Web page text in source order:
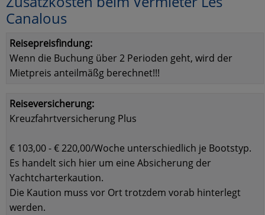
Canalous
Reisepreisfindung:
Wenn die Buchung über 2 Perioden geht, wird der
Mietpreis anteilmäßg berechnet!!!
Reiseversicherung:
Kreuzfahrtversicherung Plus
€ 103,00 - € 220,00/Woche unterschiedlich je Bootstyp.
Es handelt sich hier um eine Absicherung der
Yachtcharterkaution.
Die Kaution muss vor Ort trotzdem vorab hinterlegt
werden.